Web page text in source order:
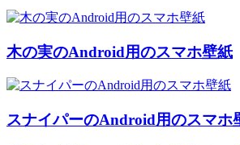
木の実のAndroid用のスマホ壁紙
スナイパーのAndroid用のスマホ